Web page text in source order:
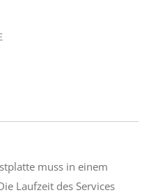
muss in einem
Laufzeit des Services